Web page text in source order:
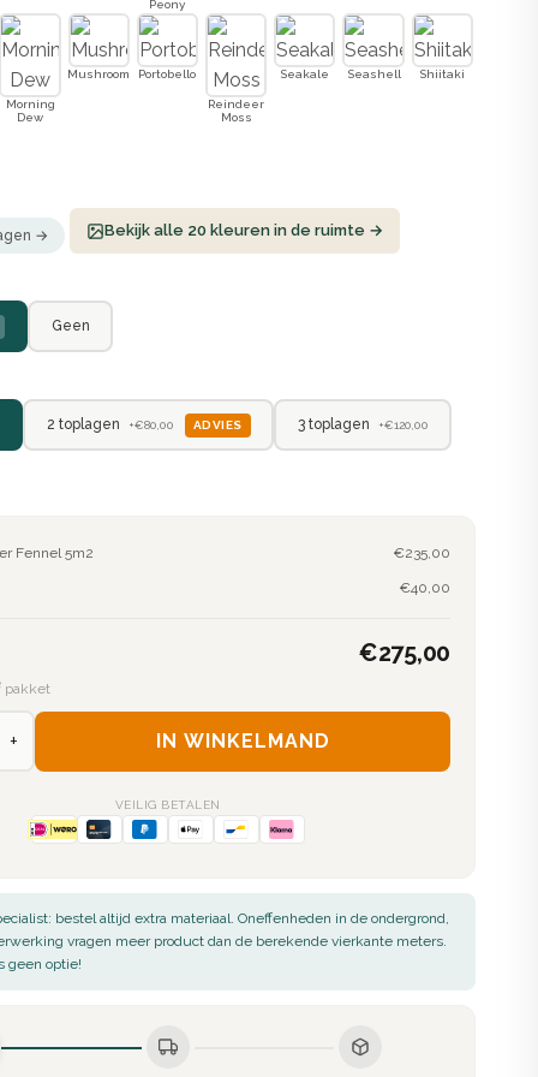
Peony
Morning
Dew
Mushroom Portobello
Reindeer
Moss
Seakale Seashell Shiitaki
→ Bekijk alle 20 kleuren in de ruimte →
Geen
2 toplagen +€80,00 ADVIES 3 toplagen +€120,00
Fennel 5m2 €235,00
€40,00
€275,00
pakket
+ IN WINKELMAND
VEILIG BETALEN
bestel altijd extra materiaal. Oneffenheden in de ondergrond,
vragen meer product dan de berekende vierkante meters.
geen optie!